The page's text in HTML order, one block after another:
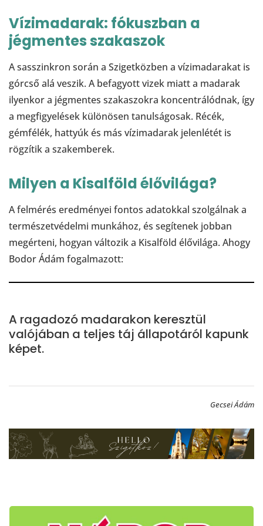
Vízimadarak: fókuszban a
jégmentes szakaszok
A sasszinkron során a Szigetközben a vízimadarakat is
górcső alá veszik. A befagyott vizek miatt a madarak
ilyenkor a jégmentes szakaszokra koncentrálódnak, így
a megfigyelések különösen tanulságosak. Récék,
gémfélék, hattyúk és más vízimadarak jelenlétét is
rögzítik a szakemberek.
Milyen a Kisalföld élővilága?
A felmérés eredményei fontos adatokkal szolgálnak a
természetvédelmi munkához, és segítenek jobban
megérteni, hogyan változik a Kisalföld élővilága. Ahogy
Bodor Ádám fogalmazott:
A ragadozó madarakon keresztül
valójában a teljes táj állapotáról kapunk
képet.
Gecsei Ádám